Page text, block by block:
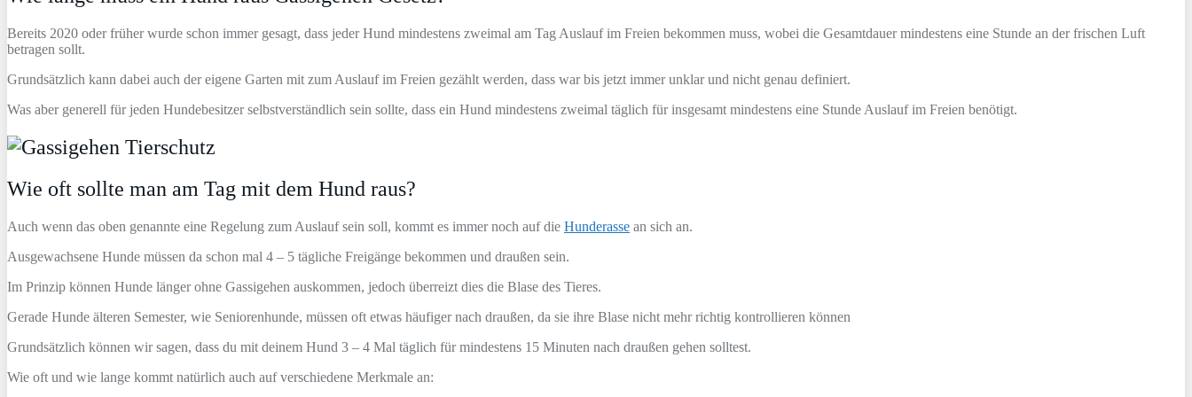
Bereits 2020 oder früher wurde schon immer gesagt, dass jeder Hund mindestens zweimal am Tag Auslauf im Freien bekommen muss, wobei die Gesamtdauer mindestens eine Stunde an der frischen Luft
betragen sollt.
Grundsätzlich kann dabei auch der eigene Garten mit zum Auslauf im Freien gezählt werden, dass war bis jetzt immer unklar und nicht genau definiert.
Was aber generell für jeden Hundebesitzer selbstverständlich sein sollte, dass ein Hund mindestens zweimal täglich für insgesamt mindestens eine Stunde Auslauf im Freien benötigt.
Wie oft sollte man am Tag mit dem Hund raus?
Auch wenn das oben genannte eine Regelung zum Auslauf sein soll, kommt es immer noch auf die Hunderasse an sich an.
Ausgewachsene Hunde müssen da schon mal 4 – 5 tägliche Freigänge bekommen und draußen sein.
Im Prinzip können Hunde länger ohne Gassigehen auskommen, jedoch überreizt dies die Blase des Tieres.
Gerade Hunde älteren Semester, wie Seniorenhunde, müssen oft etwas häufiger nach draußen, da sie ihre Blase nicht mehr richtig kontrollieren können
Grundsätzlich können wir sagen, dass du mit deinem Hund 3 – 4 Mal täglich für mindestens 15 Minuten nach draußen gehen solltest.
Wie oft und wie lange kommt natürlich auch auf verschiedene Merkmale an: